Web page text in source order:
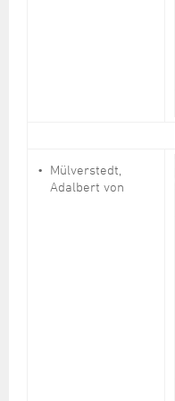
Mülverstedt,
Adalbert von